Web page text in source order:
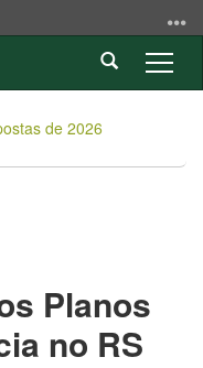
a
Abrir
a
de 2026
Planos
no RS